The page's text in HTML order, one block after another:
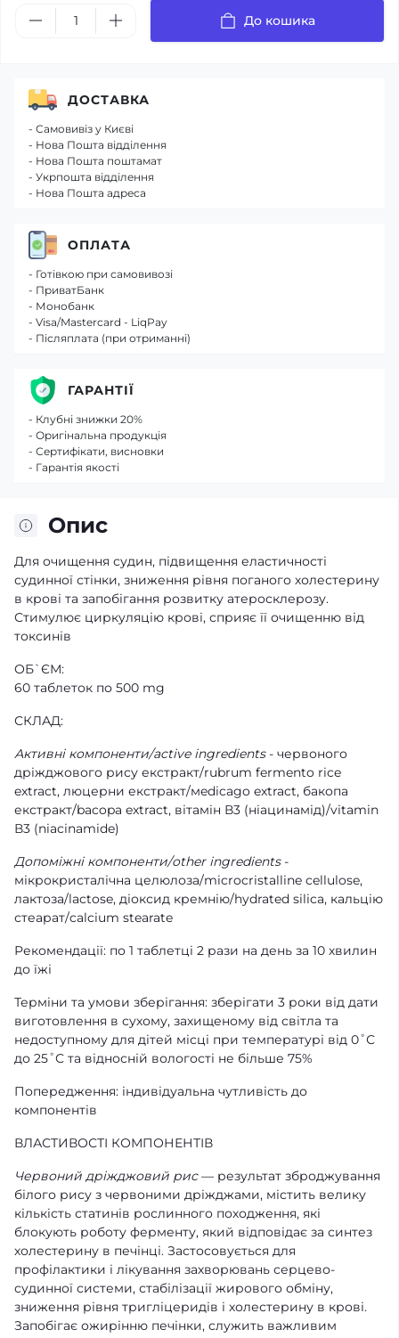
До кошика
Опис
Для очищення судин, підвищення еластичності
судинної стінки, зниження рівня поганого холестерину
в крові та запобігання розвитку атеросклерозу.
Стимулює циркуляцію крові, сприяє її очищенню від
токсинів
ОБ`ЄМ:
60 таблеток по 500 mg
СКЛАД:
Активні компоненти/active ingredients- червоного
дріжджового рису екстракт/rubrum fermento rice
extract, люцерни екстракт/мedicago extract, бакопа
екстракт/bacopa extract, вітамін В3 (ніацинамід)/vitamin
В3 (niacinamide)
Допоміжні компоненти/other ingredients-
мікрокристалічна целюлоза/microcristalline cellulose,
лактоза/lactose, діоксид кремнію/hydrated silica, кальцію
стеарат/calcium stearate
Рекомендації: по 1 таблетці 2 рази на день за 10 хвилин
до їжі
Терміни та умови зберігання: зберігати 3 роки від дати
виготовлення в сухому, захищеному від світла та
недоступному для дітей місці при температурі від 0˚С
до 25˚С та відносній вологості не більше 75%
Попередження: індивідуальна чутливість до
компонентів
ВЛАСТИВОСТІ КОМПОНЕНТІВ
Червоний дріжджовий рис— результат зброджування
білого рису з червоними дріжджами, містить велику
кількість статинів рослинного походження, які
блокують роботу ферменту, який відповідає за синтез
холестерину в печінці. Застосовується для
профілактики і лікування захворювань серцево-
судинної системи, стабілізації жирового обміну,
зниження рівня тригліцеридів і холестерину в крові.
Запобігає ожирінню печінки, служить важливим
ДОСТАВКА
- Самовивіз у Києві
- Нова Пошта відділення
- Нова Пошта поштамат
- Укрпошта відділення
- Нова Пошта адреса
ОПЛАТА
- Готівкою при самовивозі
- ПриватБанк
- Монобанк
- Visa/Mastercard - LiqPay
- Післяплата (при отриманні)
ГАРАНТІЇ
- Клубні знижки 20%
- Оригінальна продукція
- Сертифікати, висновки
- Гарантія якості